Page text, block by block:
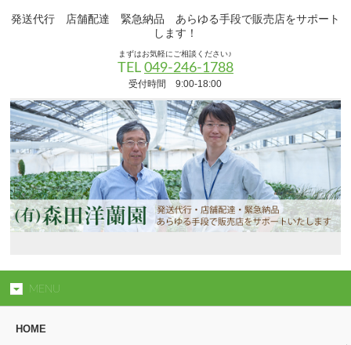
発送代行 店舗配達 緊急納品 あらゆる手段で販売店をサポート
します！
まずはお気軽にご相談ください♪
TEL 049-246-1788
受付時間 9:00-18:00
MENU
HOME